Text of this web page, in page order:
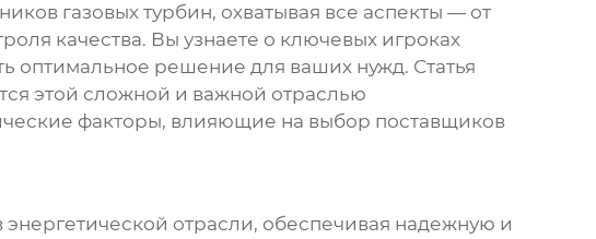
газовых турбин, охватывая все аспекты — от
качества. Вы узнаете о ключевых игроках
оптимальное решение для ваших нужд. Статья
этой сложной и важной отраслью
факторы, влияющие на выбор поставщиков
отрасли, обеспечивая надежную и